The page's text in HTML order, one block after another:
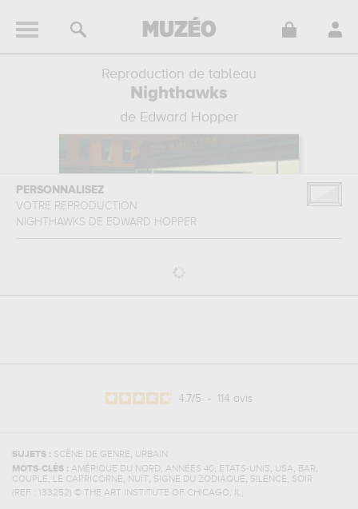
Reproduction de tableau
Nighthawks
de Edward Hopper
PERSONNALISEZ
VOTRE REPRODUCTION
NIGHTHAWKS DE EDWARD HOPPER
4.7/5 - 114 avis
SUJETS : SCÈNE DE GENRE, URBAIN
MOTS-CLÉS : AMÉRIQUE DU NORD, ANNÉES 40, ETATS-UNIS, USA, BAR,
COUPLE, LE CAPRICORNE, NUIT, SIGNE DU ZODIAQUE, SILENCE, SOIR
(REF :
133252) © THE ART INSTITUTE OF CHICAGO, IL,